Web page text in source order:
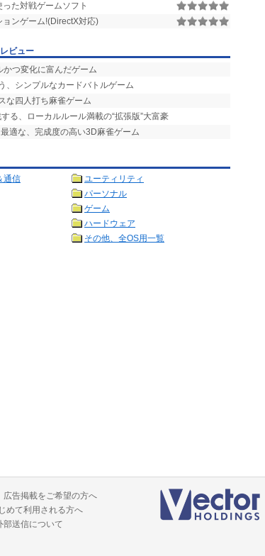
た対戦ゲームソフト
ンゲーム!(DirectX対応)
ビュー
つ変化に富んだゲーム
、シンプルなカードバトルゲーム
な四人打ち麻雀ゲーム
る、ローカルルール満載の“拡張版”大富豪
適な、完成度の高い3D麻雀ゲーム
通信
ユーティリティ
パーソナル
ゲーム
ハードウェア
その他、全OS用一覧
広告掲載をご希望の方へ
めて利用される方へ
部送信について